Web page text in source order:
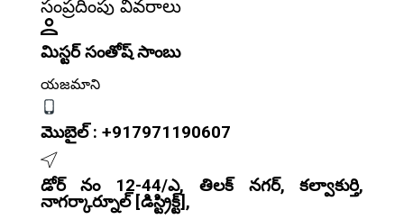
సంప్రదింపు వివరాలు
మిస్టర్ సంతోష్ సాంబు
యజమాని
మొబైల్ : +917971190607
డోర్ నం 12-44/ఎ, తిలక్ నగర్, కల్వాకుర్తి,
నాగర్కార్నూల్ [డిస్ట్రిక్ట్],